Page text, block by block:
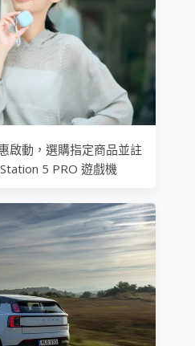
啟動，選購指定商品並註
5 PRO 遊戲機